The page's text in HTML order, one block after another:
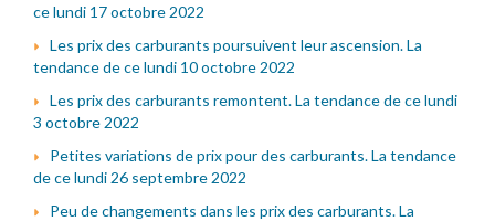
ce lundi 17 octobre 2022
Les prix des carburants poursuivent leur ascension. La
tendance de ce lundi 10 octobre 2022
Les prix des carburants remontent. La tendance de ce lundi
3 octobre 2022
Petites variations de prix pour des carburants. La tendance
de ce lundi 26 septembre 2022
Peu de changements dans les prix des carburants. La